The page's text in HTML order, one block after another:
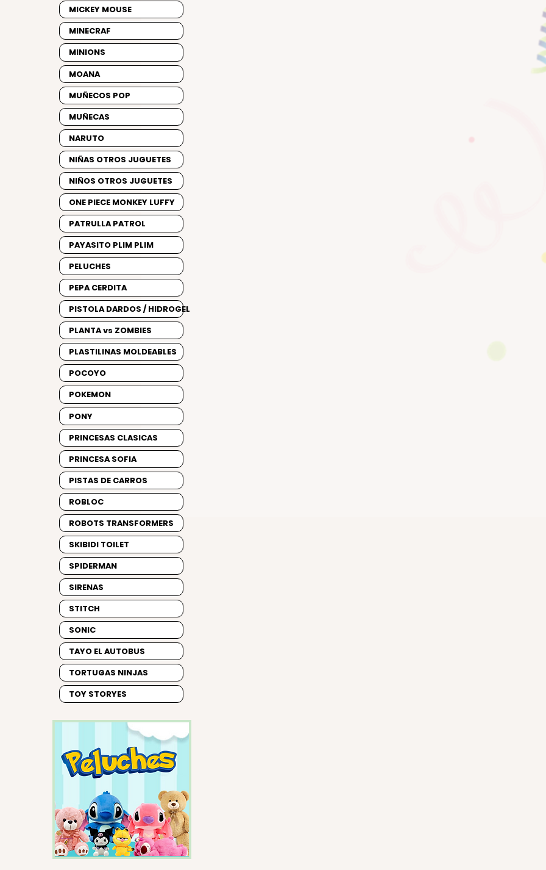
MICKEY MOUSE
MINECRAF
MINIONS
MOANA
MUÑECOS POP
MUÑECAS
NARUTO
NIÑAS OTROS JUGUETES
NIÑOS OTROS JUGUETES
ONE PIECE MONKEY LUFFY
PATRULLA PATROL
PAYASITO PLIM PLIM
PELUCHES
PEPA CERDITA
PISTOLA DARDOS / HIDROGEL
PLANTA vs ZOMBIES
PLASTILINAS MOLDEABLES
POCOYO
POKEMON
PONY
PRINCESAS CLASICAS
PRINCESA SOFIA
PISTAS DE CARROS
ROBLOC
ROBOTS TRANSFORMERS
SKIBIDI TOILET
SPIDERMAN
SIRENAS
STITCH
SONIC
TAYO EL AUTOBUS
TORTUGAS NINJAS
TOY STORYES